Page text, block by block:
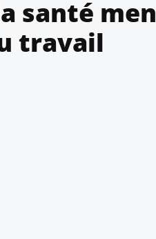
santé
travail